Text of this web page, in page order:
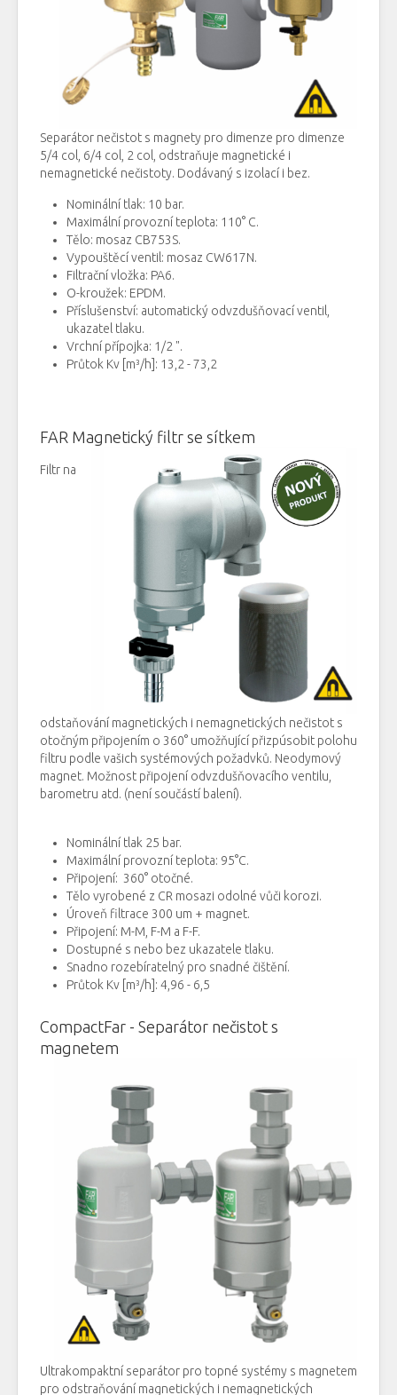
Separátor nečistot s magnety pro dimenze pro dimenze
5/4 col 6/4 col 2 col , odstraňuje magnetické i
nemagnetické nečistoty. Dodávaný s izolací i bez.
Nominální tlak: 10 bar.
Maximální provozní teplota: 110° C.
Tělo: mosaz CB753S.
Vypouštěcíventil : mosaz CW617N.
Filtračnívložka: PA6.
O-kroužek: EPDM.
Příslušenství: automatický odvzdušňovacíventil,
ukazatel tlaku.
Vrchní přípojka: 1/2 ".
Průtok Kv [m³/h]: 13,2 - 73,2
FAR Magnetický filtr se sítkem
Filtr na
odstaňování magnetických i nemagnetických nečistot s
otočným připojením o 360° umožňující přizpúsobit polohu
filtru podle vašich systémových požadvků. Neodymový
magnet. Možnost připojení odvzdušňovacího ventilu,
barometru atd. (není součástí balení).
Nominální tlak 25 bar.
Maximální provozní teplota: 95°C.
Připojení: 360° otočné.
Tělo vyrobené z CR mosazi odolné vůči korozi.
Úroveň filtrace 300 um + magnet.
Připojení: M-M F-M a F-F.
Dostupné s nebo bez ukazatele tlaku.
Snadno rozebíratelný pro snadné čištění.
Průtok Kv [m³/h]: 4,96 - 6,5
CompactFar - Separátor nečistot s
magnetem
Ultrakompaktní separátor pro topné systémy s magnetem
pro odstraňování magnetických i nemagnetických